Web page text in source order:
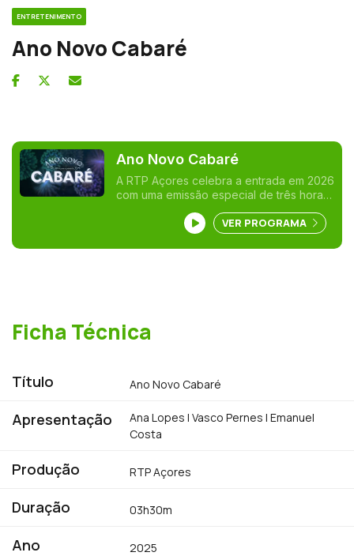
ENTRETENIMENTO
Ano Novo Cabaré
Ano Novo Cabaré
A RTP Açores celebra a entrada em 2026
com uma emissão especial de três horas,
Apresentado por Vasco Pernes e Ana
Lopes, o programa reúne artistas,
momentos musicais ao vivo, entrevistas e
Delgada, Angra do Heroísmo e Horta.
VER PROGRAMA
Ficha Técnica
Título Ano Novo Cabaré
Apresentação
Ana Lopes | Vasco Pernes | Emanuel
Costa
Produção RTP Açores
Duração 03h30m
Ano 2025